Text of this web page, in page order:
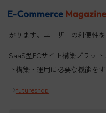
おくのが重要です。カゴ落ち
がります。ユーザーの利便性
SaaS型ECサイト構築プラット
ト構築・運用に必要な機能を
⇒futureshop